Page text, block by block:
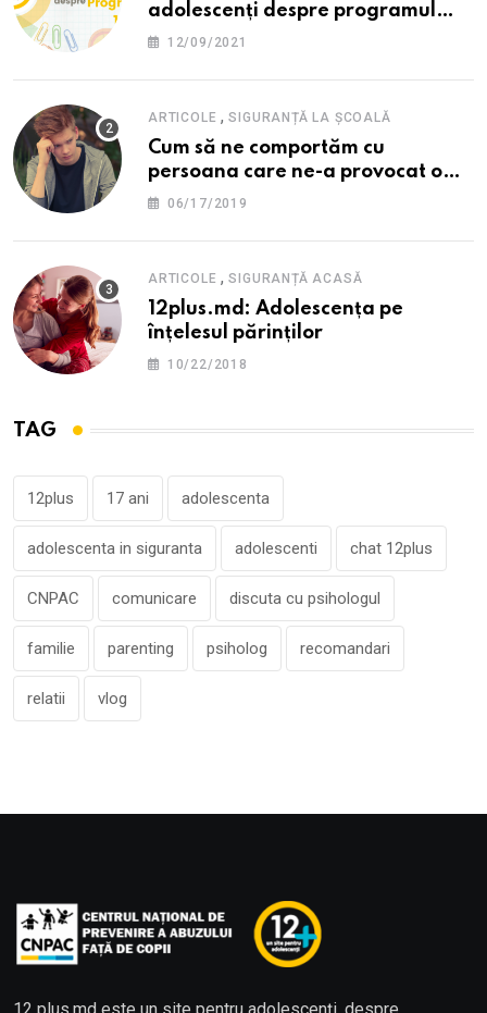
adolescenți despre programul
12PLUS
12/09/2021
ARTICOLE ,SIGURANȚĂ LA ȘCOALĂ
Cum să ne comportăm cu
persoana care ne-a provocat o
supărare?
06/17/2019
ARTICOLE ,SIGURANȚĂ ACASĂ
12plus.md: Adolescența pe
înțelesul părinților
10/22/2018
TAG
12plus 17 ani adolescenta
adolescenta in siguranta adolescenti chat 12plus
CNPAC comunicare discuta cu psihologul
familie parenting psiholog recomandari
relatii vlog